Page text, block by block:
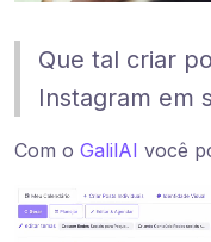
Que tal criar
Instagram em
Com o GalilAI você